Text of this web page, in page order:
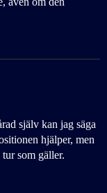
själv kan jag säga
hjälper, men
som gäller.